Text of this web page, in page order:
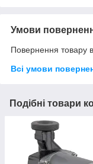
Умови
Повернення товару
Всі умови
Подібні товари